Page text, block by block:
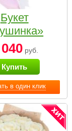
в один клик
Букет
руб.
Купить